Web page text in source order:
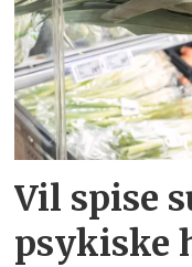
Vil spise
psykiske